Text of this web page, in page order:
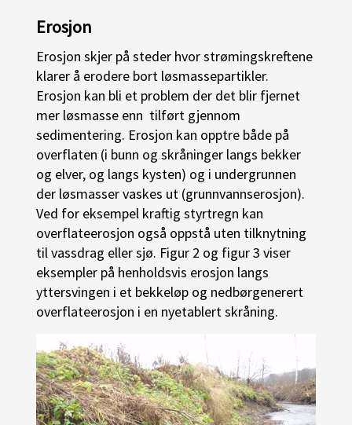
Erosjon
Erosjon skjer på steder hvor strømingskreftene
klarer å erodere bort løsmassepartikler.
Erosjon kan bli et problem der det blir fjernet
mer løsmasse enn tilført gjennom
sedimentering. Erosjon kan opptre både på
overflaten (i bunn og skråninger langs bekker
og elver, og langs kysten) og i undergrunnen
der løsmasser vaskes ut (grunnvannserosjon).
Ved for eksempel kraftig styrtregn kan
overflateerosjon også oppstå uten tilknytning
til vassdrag eller sjø. Figur 2 og figur 3 viser
eksempler på henholdsvis erosjon langs
yttersvingen i et bekkeløp og nedbørgenerert
overflateerosjon i en nyetablert skråning.